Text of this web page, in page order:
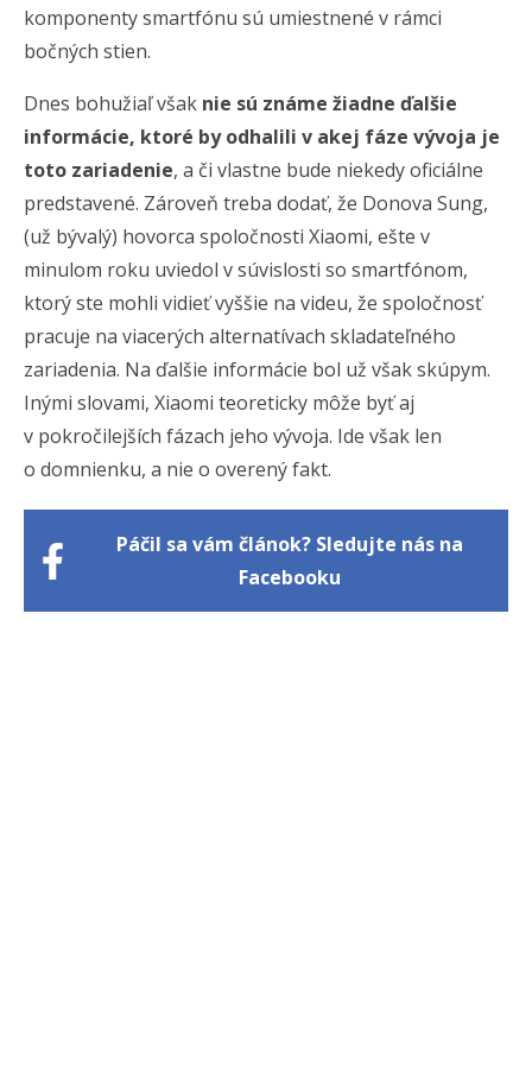
komponenty smartfónu sú umiestnené v rámci
bočných stien.
Dnes bohužiaľ však nie sú známe žiadne ďalšie
informácie, ktoré by odhalili v akej fáze vývoja je
toto zariadenie, a či vlastne bude niekedy oficiálne
predstavené. Zároveň treba dodať, že Donova Sung,
(už bývalý) hovorca spoločnosti Xiaomi, ešte v
minulom roku uviedol v súvislosti so smartfónom,
ktorý ste mohli vidieť vyššie na videu, že spoločnosť
pracuje na viacerých alternatívach skladateľného
zariadenia. Na ďalšie informácie bol už však skúpym.
Inými slovami, Xiaomi teoreticky môže byť aj
v pokročilejších fázach jeho vývoja. Ide však len
o domnienku, a nie o overený fakt.
Páčil sa vám článok? Sledujte nás na
Facebooku